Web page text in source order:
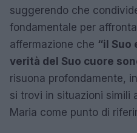
suggerendo che
fondamentale per
affermazione che “il Suo
verità del Suo cuore
risuona profondamente,
si trovi in situazioni simili
Maria come punto di